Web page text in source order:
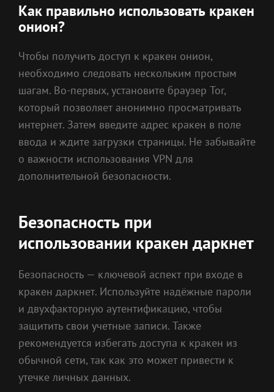
Как правильно использовать кракен
онион?
Чтобы получить доступ к кракен онион,
необходимо следовать нескольким простым
шагам. Во-первых, установите браузер Tor,
который позволяет анонимно просматривать
интернет. Затем введите адрес кракен в поле
ввода и ждите загрузки страницы. Не забывайте
о важности использования VPN для
дополнительной безопасности.
Безопасность при
использовании кракен даркнет
Безопасность — ключевой аспект при входе в
кракен даркнет. Используйте надёжные пароли
и двухфакторную аутентификацию, чтобы
защитить свои учетные записи. Также
рекомендуется избегать доступа к кракен из
обычной сети, так как это может привести к
утечке личных данных.